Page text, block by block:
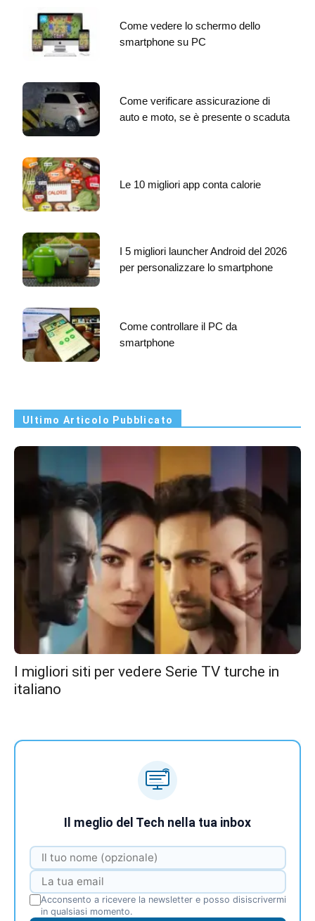
Come vedere lo schermo dello
smartphone su PC
Come verificare assicurazione di
auto e moto, se è presente o scaduta
Le 10 migliori app conta calorie
I 5 migliori launcher Android del 2026
per personalizzare lo smartphone
Come controllare il PC da
smartphone
Ultimo Articolo Pubblicato
I migliori siti per vedere Serie TV turche in
italiano
Il meglio del Tech nella tua inbox
Acconsento a ricevere la newsletter e posso disiscrivermi
in qualsiasi momento.